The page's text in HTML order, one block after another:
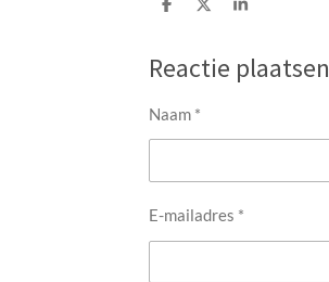
D
n
D
l
S
e
Reactie plaatsen
Naam *
E-mailadres *